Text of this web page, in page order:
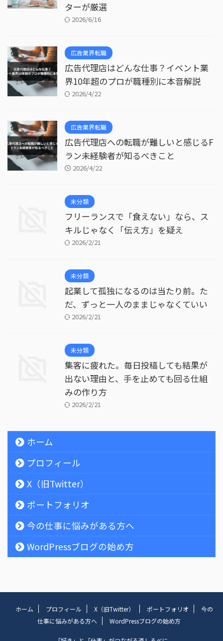
ターが厳選
2026/6/16
広告業界転職
広告代理店はどんな仕事？イベント業
界10年超のプロが職種別に本音解説
2026/4/22
広告業界転職
広告代理店への転職が難しいと感じるF
ラン未経験者が知るべきこと
2026/4/22
未分類
フリーランスで「食えない」なら、ス
キルじゃなく「伝え方」を疑え
2026/2/21
未分類
起業して孤独になるのは当たり前。た
だ、ずっと一人のままじゃなくていい
2026/2/21
未分類
集客に疲れた。毎日投稿しても結果が
出ない理由と、手を止めても回る仕組
みの作り方
2026/2/21
ホーム
プロフィール
X（旧Twitter）
ポートフォリオ
今の仕事に悩みがある方へ
WordPressブログの始め方
ホーム プロフィール X（旧Twitter） ポートフォリオ
今の
仕事に悩みがある方へ
WordPressブログの始め方